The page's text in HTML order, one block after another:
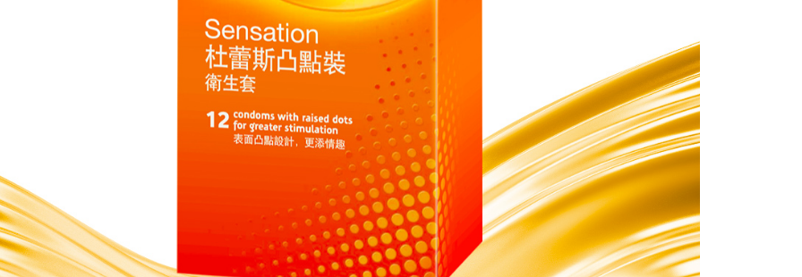
任。
４．使用「AFTEE先享後付」時，將依據個別帳號之用戶狀況，依本公司
即時審查核予不同之上限額度；若仍有額度不足之情形，本公司將視審查
結果請求用戶進行身份認證。
５．嚴禁一人註冊多個帳號或使用他人資訊註冊。若發現惡意使用之情
形，恩沛科技股份有限公司將有權停止該用戶之使用額度並採取法律行